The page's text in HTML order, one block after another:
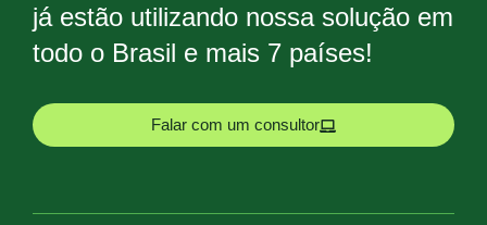
já estão utilizando nossa solução em
todo o Brasil e mais 7 países!
Falar com um consultor